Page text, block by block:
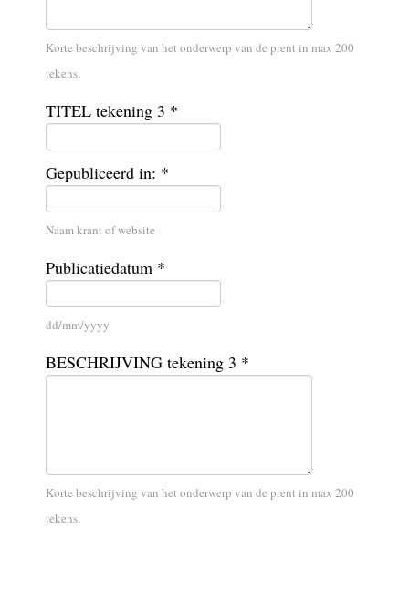
Korte beschrijving van het onderwerp van de prent in max 200
tekens.
TITEL tekening 3 *
Gepubliceerd in: *
Naam krant of website
Publicatiedatum *
dd/mm/yyyy
BESCHRIJVING tekening 3 *
Korte beschrijving van het onderwerp van de prent in max 200
tekens.